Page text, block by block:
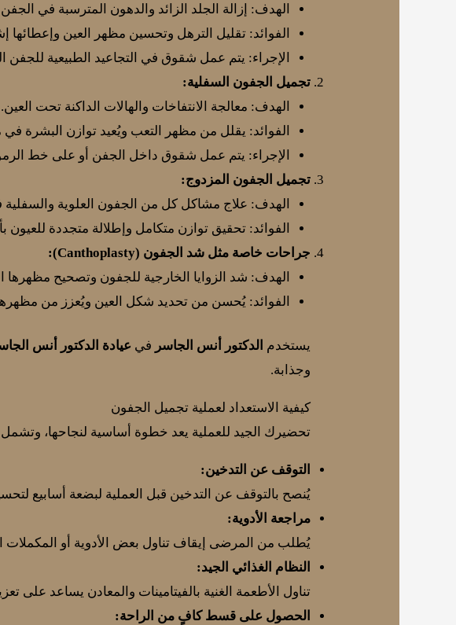
الهدف: إزالة الجلد الزائد والدهون المترسبة في
الفوائد: تقليل الترهل وتحسين مظهر العين وإعطائها
الإجراء: يتم عمل شقوق في التجاعيد الطبيعية للجفن
تجميل الجفون السفلية:
الهدف: معالجة الانتفاخات والهالات الداكنة تحت العين.
الفوائد: يقلل من مظهر التعب ويُعيد توازن البشرة في
الإجراء: يتم عمل شقوق داخل الجفن أو على خط
تجميل الجفون المزدوج:
الهدف: علاج مشاكل كل من الجفون العلوية
الفوائد: تحقيق توازن متكامل وإطلالة متجددة للعيون
جراحات خاصة مثل شد الجفون (Canthoplasty):
الهدف: شد الزوايا الخارجية للجفون وتصحيح مظهرها
الفوائد: يُحسن من تحديد شكل العين ويُعزز من
يستخدم الدكتور أنس الجاسر في عيادة الدكتور أنس
وجذابة.
كيفية الاستعداد لعملية تجميل الجفون
تحضيرك الجيد للعملية يعد خطوة أساسية لنجاحها، وتشمل
التوقف عن التدخين:
يُنصح بالتوقف عن التدخين قبل العملية لبضعة أسابيع
مراجعة الأدوية:
يُطلب من المرضى إيقاف تناول بعض الأدوية أو المكملات
النظام الغذائي الجيد:
تناول الأطعمة الغنية بالفيتامينات والمعادن يساعد على
الحصول على قسط كافٍ من الراحة: